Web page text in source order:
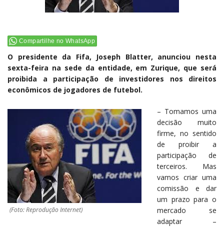
Compartilhe no WhatsApp
O presidente da Fifa, Joseph Blatter, anunciou nesta
sexta-feira na sede da entidade, em Zurique, que será
proibida a participação de investidores nos direitos
econômicos de jogadores de futebol.
(Foto: Reprodução Internet)
– Tomamos uma
decisão muito
firme, no sentido
de proibir a
participação de
terceiros. Mas
vamos criar uma
comissão e dar
um prazo para o
mercado se
adaptar –